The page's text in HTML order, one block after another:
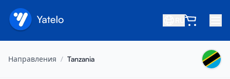
Направления / Tanzania